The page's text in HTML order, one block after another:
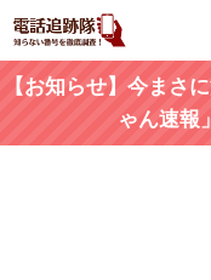
【お知らせ】今まさ
ゃん速報